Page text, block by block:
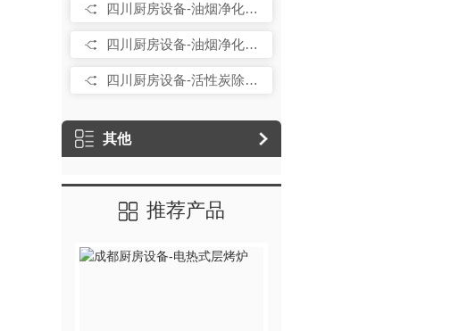
四川厨房设备-油烟净化器低空直排系列
四川厨房设备-油烟净化器高空直排系列
四川厨房设备-活性炭除味器
其他
推荐产品